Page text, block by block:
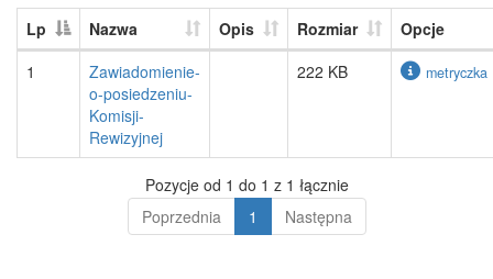
Lp Nazwa Opis Rozmiar
Opcje
1
Zawiadomienie-
o-posiedzeniu-
Komisji-
Rewizyjnej
222 KB metryczka
Pozycje od 1 do 1 z 1 łącznie
Poprzednia
1 Następna